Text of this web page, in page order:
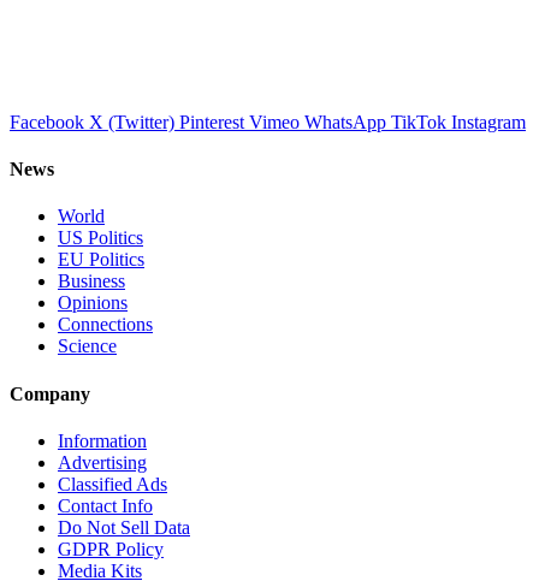
Facebook X (Twitter) Pinterest Vimeo WhatsApp TikTok Instagram
News
World
US Politics
EU Politics
Business
Opinions
Connections
Science
Company
Information
Advertising
Classified Ads
Contact Info
Do Not Sell Data
GDPR Policy
Media Kits